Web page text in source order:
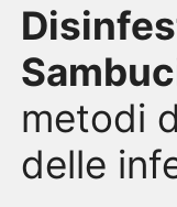
metodi
delle